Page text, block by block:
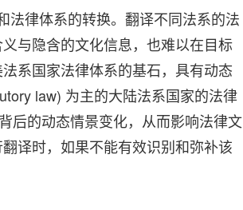
法律体系的转换。翻译不同法系的法
与隐含的文化信息，也难以在目标
系国家法律体系的基石，具有动态
law) 为主的大陆法系国家的法律
后的动态情景变化，从而影响法律文
译时，如果不能有效识别和弥补该